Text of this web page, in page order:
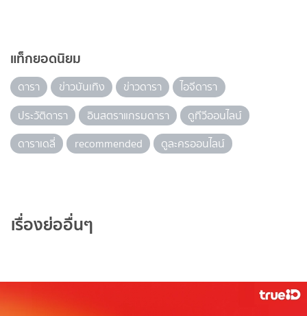
แท็กยอดนิยม
ดารา ข่าวบันเทิง ข่าวดารา
ไอจีดารา
ประวัติดารา
อินสตราแกรมดารา
ดูทีวีออนไลน์
ดาราเดลี่
recommended ดูละครออนไลน์
เรื่องย่ออื่นๆ